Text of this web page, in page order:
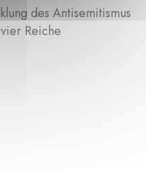
des Antisemitismus
Reiche